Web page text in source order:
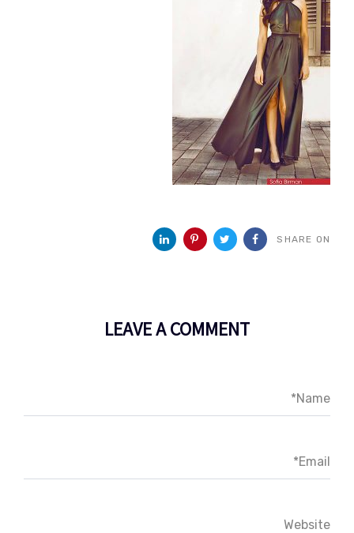
SHARE ON
LEAVE A COMMENT
Name*
Email*
Website